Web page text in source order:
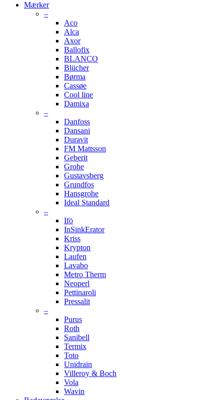
Mærker
–
Aco
Alca
Axor
Ballofix
BLANCO
Blücher
Børma
Cassøe
Cool line
Damixa
–
Danfoss
Dansani
Duravit
FM Mattsson
Geberit
Grohe
Gustavsberg
Grundfos
Hansgrohe
Ideal Standard
–
Ifö
InSinkErator
Kriss
Krypton
Laufen
Lavabo
Metro Therm
Neoperl
Pettinaroli
Pressalit
–
Purus
Roth
Sanibell
Termix
Toto
Unidrain
Villeroy & Boch
Vola
Wavin